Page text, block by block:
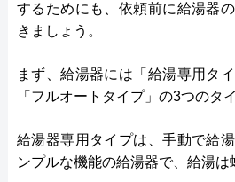
するためにも、依頼前に給湯器
きましょう。
まず、給湯器には「給湯専用タ
「フルオートタイプ」の3つのタ
給湯器専用タイプは、手動で給
ンプルな機能の給湯器で、給湯は